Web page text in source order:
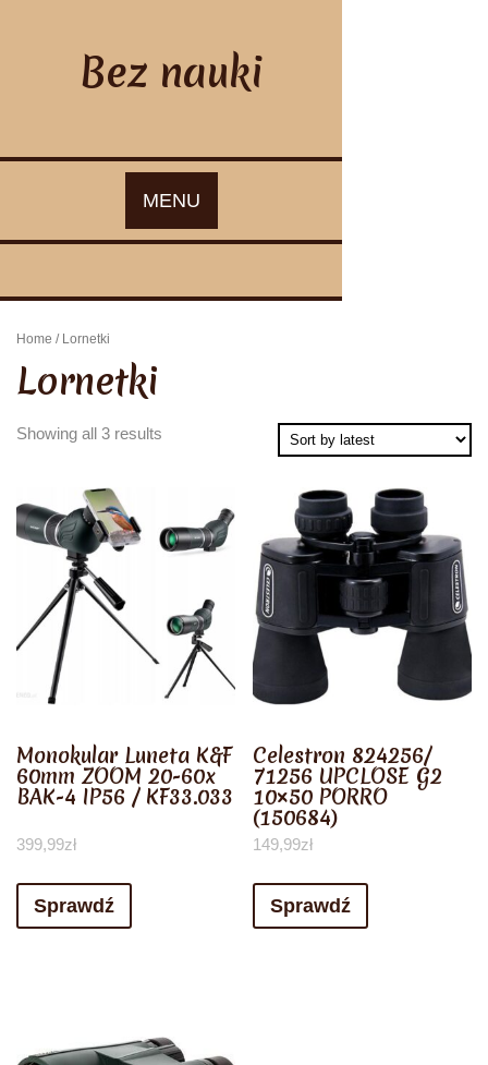
Bez nauki
MENU
Home / Lornetki
Lornetki
Showing all 3 results
Monokular Luneta K&F
60mm ZOOM 20-60x
BAK-4 IP56 / KF33.033
399,99zł
Sprawdź
Celestron 824256/
71256 UPCLOSE G2
10×50 PORRO
(150684)
149,99zł
Sprawdź